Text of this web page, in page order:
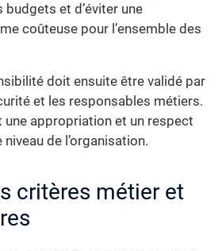
et d’éviter une
coûteuse pour l’ensemble des
doit ensuite être validé par
et les responsables métiers.
une appropriation et un respect
de l’organisation.
critères métier et